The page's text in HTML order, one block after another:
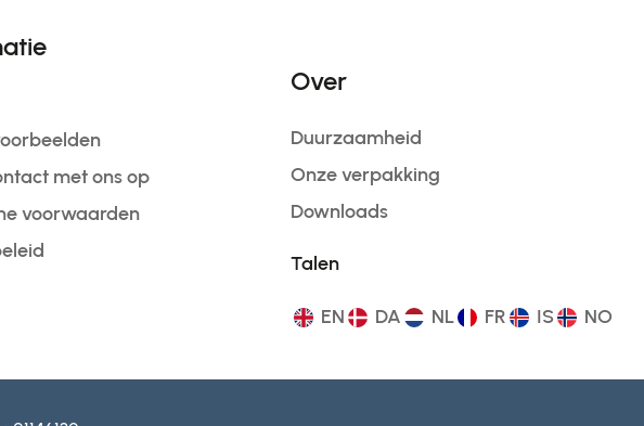
met ons op
voorwaarden
Over
Duurzaamheid
Onze verpakking
Downloads
Talen
EN DA NL FR IS NO